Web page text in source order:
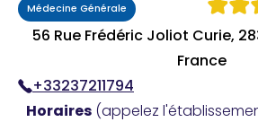
Pour les patients
Médecine Générale
56 Rue Frédéric Joliot Curie,
France
+33237211794
Horaires (appelez